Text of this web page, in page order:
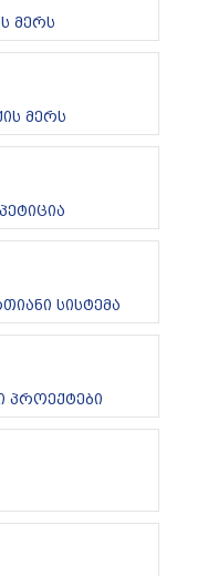
მერს
მერს
სისტემა
პროექტები